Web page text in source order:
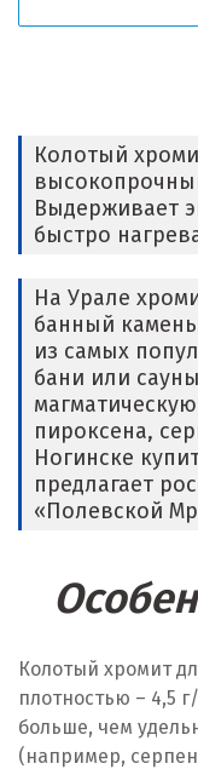
Колотый
Выдерживает
быстро
На Урале
банный
из самых
бани или
пироксена,
Ногинске
предлагает
«Полевской
Колотый хромит
плотностью – 4,5
больше, чем
(например,